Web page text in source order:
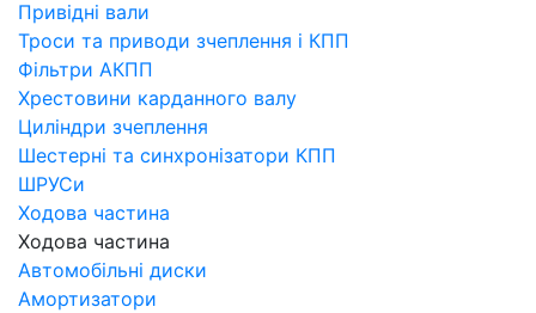
Привідні вали
Троси та приводи зчеплення і КПП
Фільтри АКПП
Хрестовини карданного валу
Циліндри зчеплення
Шестерні та синхронізатори КПП
ШРУСи
Ходова частина
Ходова частина
Автомобільні диски
Амортизатори